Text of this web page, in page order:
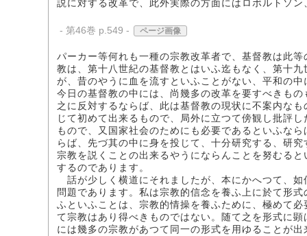
説に対する改革で、此外実際の方面にはロボルトソ
- 第46巻 p.549 - ページ画像
パーカー等何れも一種の宗教改革者で、基督教は此
教は、第十八世紀の基督教とはいふ迄もなく、第十
が、昔のやうに血を流すといふことがない、平和の
今日の基督教の中には、尚幾多の改革を要すべきも
之に反対するならば、此は基督教の現状に不案内な
じて初めて出来るもので、局外に立つて傍観し批評
もので、又国家社会のためにも必要であるといふな
らば、先づ其の中に身を投じて、十分研究する、研
宗教を説くことの出来るやうにならんことを努むる
するのであります。
話が少しく横道にそれましたが、本にかへつて、
問題であります。私は宗教的信念を養ふ上に於て形
ふといふことは、宗教的情操を養ふために、極めて
て宗教はあり得べきものではない。随て之を形式に
には幾多の宗教があつて同一の形式を用ゆることが